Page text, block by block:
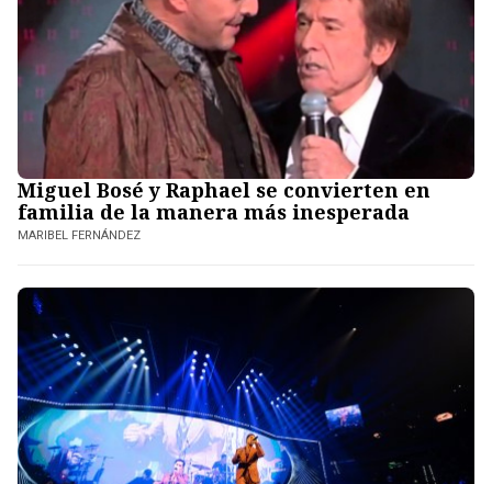
Miguel Bosé y Raphael se convierten en
familia de la manera más inesperada
MARIBEL FERNÁNDEZ